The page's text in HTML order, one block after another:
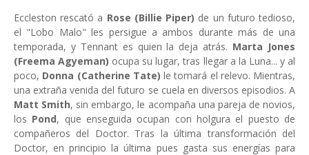
Eccleston rescató a Rose (Billie Piper) de un futuro tedioso,
el "Lobo Malo" les persigue a ambos durante más de una
temporada, y Tennant es quien la deja atrás. Marta Jones
(Freema Agyeman) ocupa su lugar, tras llegar a la Luna... y al
poco, Donna (Catherine Tate) le tomará el relevo. Mientras,
una extraña venida del futuro se cuela en diversos episodios. A
Matt Smith, sin embargo, le acompaña una pareja de novios,
los Pond, que enseguida ocupan con holgura el puesto de
compañeros del Doctor. Tras la última transformación del
Doctor, en principio la última pues gasta sus energías para